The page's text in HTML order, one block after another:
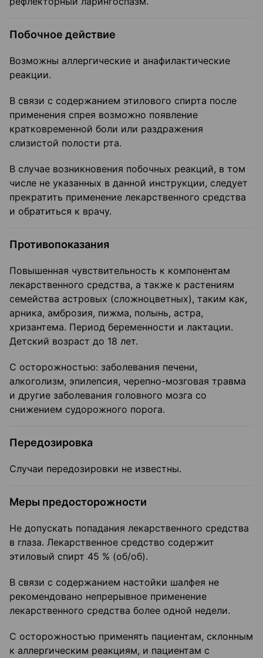
Побочное действие
Возможны аллергические и анафилактические
реакции.
В связи с содержанием этилового спирта после
применения спрея возможно появление
кратковременной боли или раздражения
слизистой полости рта.
В случае возникновения побочных реакций, в том
числе не указанных в данной инструкции, следует
прекратить применение лекарственного средства
и обратиться к врачу.
Противопоказания
Повышенная чувствительность к компонентам
лекарственного средства, а также к растениям
семейства астровых (сложноцветных), таким как,
арника, амброзия, пижма, полынь, астра,
хризантема. Период беременности и лактации.
Детский возраст до 18 лет.
С осторожностью: заболевания печени,
алкоголизм, эпилепсия, черепно-мозговая травма
и другие заболевания головного мозга со
снижением судорожного порога.
Передозировка
Случаи передозировки не известны.
Меры предосторожности
Не допускать попадания лекарственного средства
в глаза. Лекарственное средство содержит
этиловый спирт 45 % (об/об).
В связи с содержанием настойки шалфея не
рекомендовано непрерывное применение
лекарственного средства более одной недели.
С осторожностью применять пациентам, склонным
к аллергическим реакциям, и пациентам с